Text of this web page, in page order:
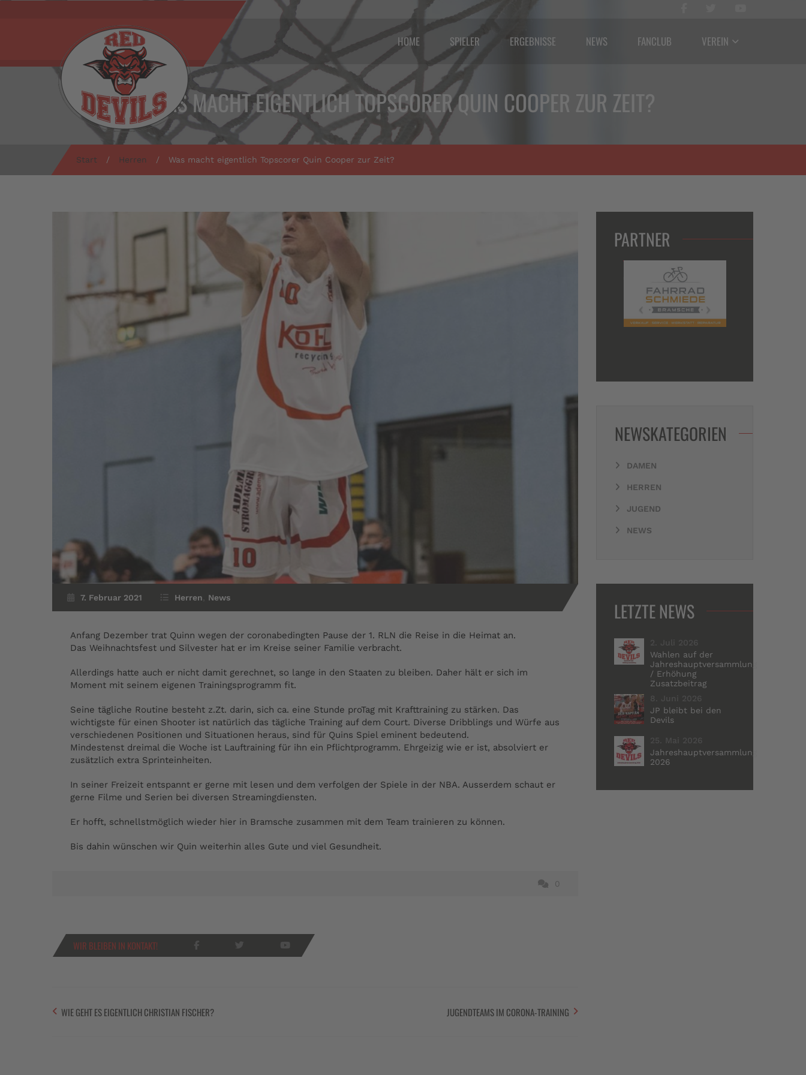
HOME SPIELER ERGEBNISSE NEWS FANCLUB VEREIN
WAS MACHT EIGENTLICH TOPSCORER QUIN COOPER ZUR ZEIT?
Start / Herren / Was macht eigentlich Topscorer Quin Cooper zur Zeit?
7. Februar 2021 Herren News
Anfang Dezember trat Quinn wegen der coronabedingten Pause der 1. RLN die Reise in die Heimat an.
Das Weihnachtsfest und Silvester hat er im Kreise seiner Familie verbracht.
Allerdings hatte auch er nicht damit gerechnet, so lange in den Staaten zu bleiben. Daher hält er sich im
Moment mit seinem eigenen Trainingsprogramm fit.
Seine tägliche Routine besteht z.Zt. darin, sich ca. eine Stunde proTag mit Krafttraining zu stärken. Das
wichtigste für einen Shooter ist natürlich das tägliche Training auf dem Court. Diverse Dribblings und Würfe aus
verschiedenen Positionen und Situationen heraus, sind für Quins Spiel eminent bedeutend.
Mindestenst dreimal die Woche ist Lauftraining für ihn ein Pflichtprogramm. Ehrgeizig wie er ist, absolviert er
zusätzlich extra Sprinteinheiten.
In seiner Freizeit entspannt er gerne mit lesen und dem verfolgen der Spiele in der NBA. Ausserdem schaut er
gerne Filme und Serien bei diversen Streamingdiensten.
Er hofft, schnellstmöglich wieder hier in Bramsche zusammen mit dem Team trainieren zu können.
Bis dahin wünschen wir Quin weiterhin alles Gute und viel Gesundheit.
0
WIR BLEIBEN IN KONTAKT!
WIE GEHT ES EIGENTLICH CHRISTIAN FISCHER? JUGENDTEAMS IM CORONA-TRAINING
PARTNER
NEWSKATEGORIEN
DAMEN
HERREN
JUGEND
NEWS
LETZTE NEWS
2. Juli 2026
Wahlen auf der
Jahreshauptversammlung
/ Erhöhung
Zusatzbeitrag
8. Juni 2026
JP bleibt bei den
Devils
25. Mai 2026
Jahreshauptversammlung
2026